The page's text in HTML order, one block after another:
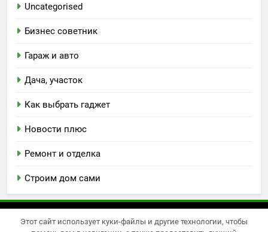
Uncategorised
Бизнес советник
Гараж и авто
Дача, участок
Как выбрать гаджет
Новости плюс
Ремонт и отделка
Строим дом сами
Newsmatic - новостная тема для WordPress 2026.
Этот сайт использует куки-файлы и другие технологии, чтобы